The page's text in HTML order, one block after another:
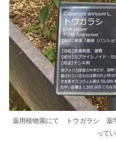
薬用植物園にて トウガラシ 薬
って